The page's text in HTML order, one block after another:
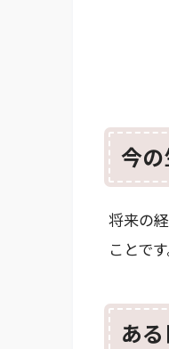
今
将来の
ことで
あ